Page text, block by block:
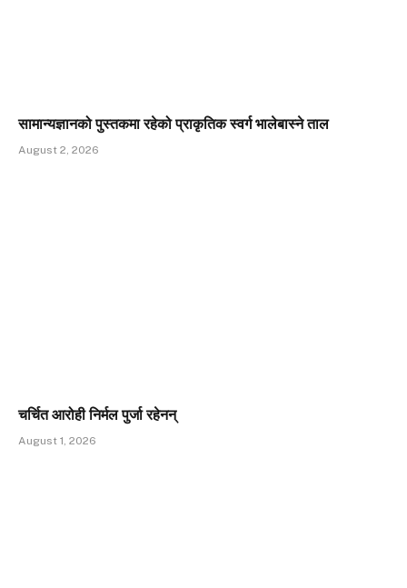
सामान्यज्ञानको पुस्तकमा रहेको प्राकृतिक स्वर्ग भालेबास्ने ताल
August 2, 2026
चर्चित आरोही निर्मल पुर्जा रहेनन्
August 1, 2026